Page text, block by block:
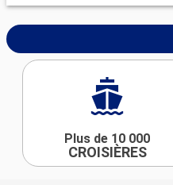
Plus de 10 000
CROISIÈRES